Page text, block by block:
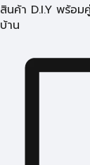
สินค้า D.I.Y พร้อม
บ้าน